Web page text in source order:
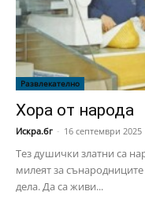
Развлекателно
Хора от народа
Искра.бг - 16 септември
Тез душички златни са
милеят за
дела. Да са живи...